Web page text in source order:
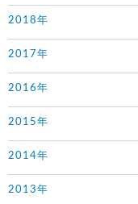
2018年
2017年
2016年
2015年
2014年
2013年